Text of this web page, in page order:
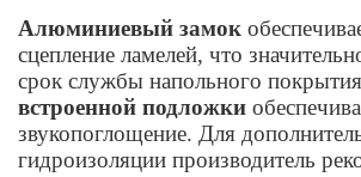
Алюминиевый замок
сцепление ламелей, что
срок службы напольного
встроенной подложки
звукопоглощение. Для
гидроизоляции производитель